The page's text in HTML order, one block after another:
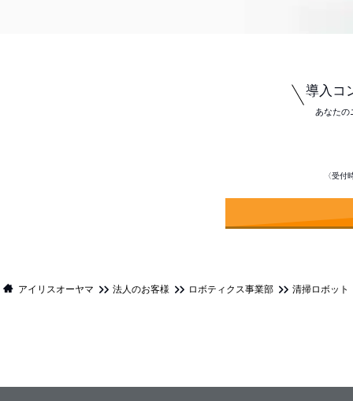
導入コ
あなたの
〈受付
アイリスオーヤマ 法人のお客様 ロボティクス事業部 清掃ロボット